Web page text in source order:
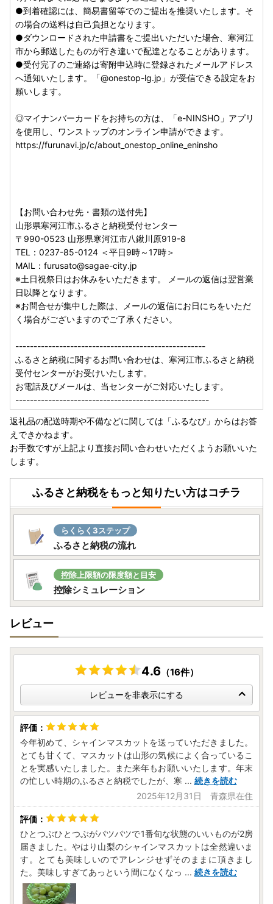
■偽サイトにご注意ください！■
寒河江市のふるさと納税サイトをコピーした偽サイトが複数
発見されております。
インターネットからご寄附の際には十分にご注意いただきま
すようお願いいたします。
■個人情報について■
お寄せいただいた個人情報は、山形県寒河江市が寄附金の受
お礼の品は協力事業者から直接発送いたします。発送のため
に協力事業者にも氏名・住所・電話番号の情報を提供してお
ります。協力事業者よりご連絡をさせていただく場合もござ
いますので、予めご了承ください。
【ご連絡先】
山形県寒河江市 ふるさと納税受付センター
〒990-0523
TEL：0237-85-0124 （平日9時～17時）
MAIL：furusato@sagae-city.jp
＜土日祝休日、年末年始を除く＞
--------------------------------------------------------------
ふるさと納税に関するお問い合わせは、
寒河江市ふるさと納税受付センターがお受けいたします。
お電話及びメールは、当センターがご対応いたします。
--------------------------------------------------------------
●到着確認には、簡易書留等でのご提出を推奨いたします。そ
の場合の送料は自己負担となります。
●ダウンロードされた申請書をご提出いただいた場合、寒河江
市から郵送したものが行き違いで配達となることがあります。
●受付完了のご連絡は寄附申込時に登録されたメールアドレス
へ通知いたします。「@onestop-lg.jp」が受信できる設定をお
願いします。
◎マイナンバーカードをお持ちの方は、「e-NINSHO」アプリ
を使用し、ワンストップのオンライン申請ができます。
https://furunavi.jp/c/about_onestop_online_eninsho
【お問い合わせ先・書類の送付先】
山形県寒河江市ふるさと納税受付センター
〒990-0523 山形県寒河江市八鍬川原919-8
TEL：0237-85-0124 ＜平日9時～17時＞
MAIL：furusato@sagae-city.jp
※土日祝祭日はお休みをいただきます。 メールの返信は翌営業
日以降となります。
※お問合せが集中した際は、メールの返信にお日にちをいただ
く場合がございますのでご了承ください。
----------------------------------------------------
ふるさと納税に関するお問い合わせは、寒河江市ふるさと納税
受付センターがお受けいたします。
お電話及びメールは、当センターがご対応いたします。
-----------------------------------------------------
返礼品の配送時期や不備などに関しては「ふるなび」からはお答
えできかねます。
お手数ですが上記より直接お問い合わせいただくようお願いいた
します。
ふるさと納税をもっと知りたい方はコチラ
らくらく3ステップ
ふるさと納税の流れ
控除上限額の限度額と目安
控除シミュレーション
レビュー
4.6（16件）
レビューを非表示にする
今年初めて、シャインマスカットを送っていただきました。
とても甘くて、マスカットは山形の気候によく合っているこ
とを実感いたしました。また来年もお願いいたします。年末
の忙しい時期のふるさと納税でしたが、寒 ... 続きを読む
2025年12月31日 青森県在住
ひとつぶひとつぶがパツパツで1番旬な状態のいいものが2房
届きました。やはり山梨のシャインマスカットは全然違いま
す。とても美味しいのでアレンジせずそのままに頂きまし
た。美味しすぎてあっという間になくなっ ... 続きを読む